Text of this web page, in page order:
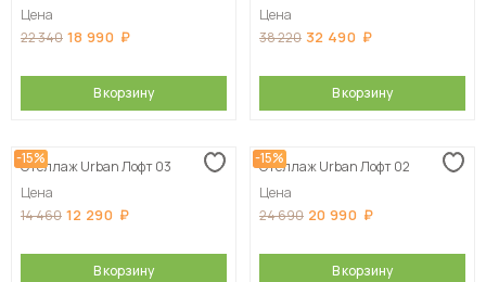
Цена
22 340 18 990
В корзину
Цена
38 220 32 490
В корзину
-15%
Стеллаж Urban Лофт 03
Цена
14 460 12 290
В корзину
-15%
Стеллаж Urban Лофт 02
Цена
24 690 20 990
В корзину